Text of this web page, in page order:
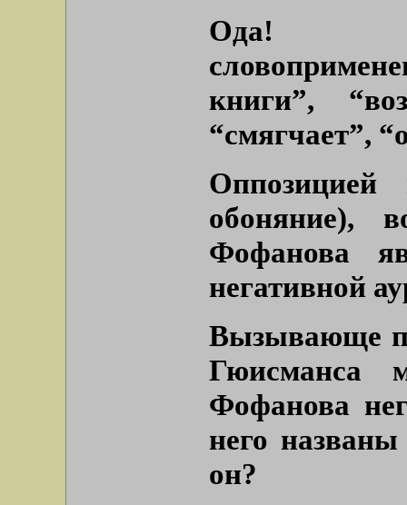
Ода!
книги”,
“смягчает”,
обоняние),
Фофанова
негативной
Вызывающе
Гюисманса
Фофанова
него
он?